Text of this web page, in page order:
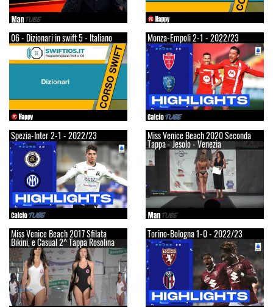
06 - Dizionari in swift 5 - Italiano Monza-Empoli 2-1 - 2022/23
Spezia-Inter 2-1 - 2022/23 Miss Venice Beach 2020 Seconda
Tappa - Jesolo - Venezia
Miss Venice Beach 2017 Sfilata
Bikini, e Casual 2^ Tappa Rosolina
Torino-Bologna 1-0 - 2022/23